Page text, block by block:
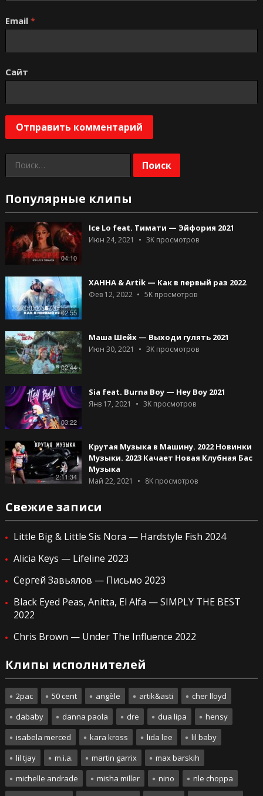
Email *
Сайт
Найти:
Популярные клипы
04:10
Ice Lo feat. Тимати — Эйфория 2021
Июн 24, 2021 3Kпросмотров
02:55
ХАННА & Artik — Как в первый раз 2022
Фев 12, 2022 5Kпросмотров
02:44
Маша Шейх — Выходи гулять 2021
Июн 30, 2021 3Kпросмотров
03:22
Sia feat. Burna Boy — Hey Boy 2021
Янв 17, 2021 3Kпросмотров
2:11:34
Крутая Музыка в Машину. 2022 Новинки
Музыки. 2023 Качает Новая Клубная Бас
Музыка
Май 22, 2021 8Kпросмотров
Свежие записи
Little Big & Little Sis Nora — Hardstyle Fish 2024
Alicia Keys — Lifeline 2023
Сергей Завьялов — Письмо 2023
Black Eyed Peas, Anitta, El Alfa — SIMPLY THE BEST
2022
Chris Brown — Under The Influence 2022
Клипы исполнителей
2pac 50 cent angèle artik&asti
cher lloyd
dababy
danna paola dre dua lipa
hensy
isabela merced
kara kross lida lee
lil baby
lil tjay
m.i.a. martin garrix
max barskih
michelle andrade
misha miller nino
nle choppa